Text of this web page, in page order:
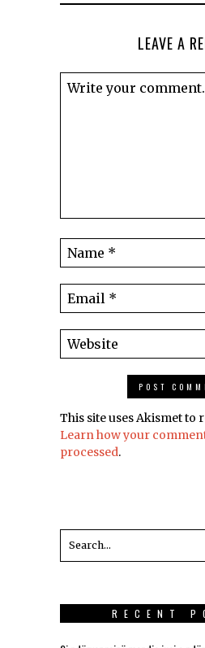
LEAVE A
This site uses Akismet to
Learn how your
processed.
RECENT